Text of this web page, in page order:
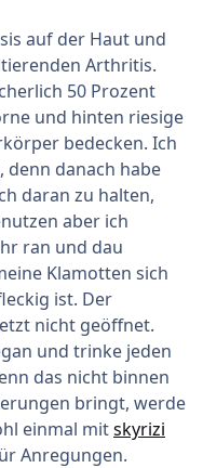
auf der Haut und
Arthritis.
50 Prozent
und hinten riesige
bedecken. Ich
denn danach habe
daran zu halten,
aber ich
ran und dau
Klamotten sich
ist. Der
nicht geöffnet.
und trinke jeden
das nicht binnen
bringt, werde
einmal mitskyrizi
Anregungen.